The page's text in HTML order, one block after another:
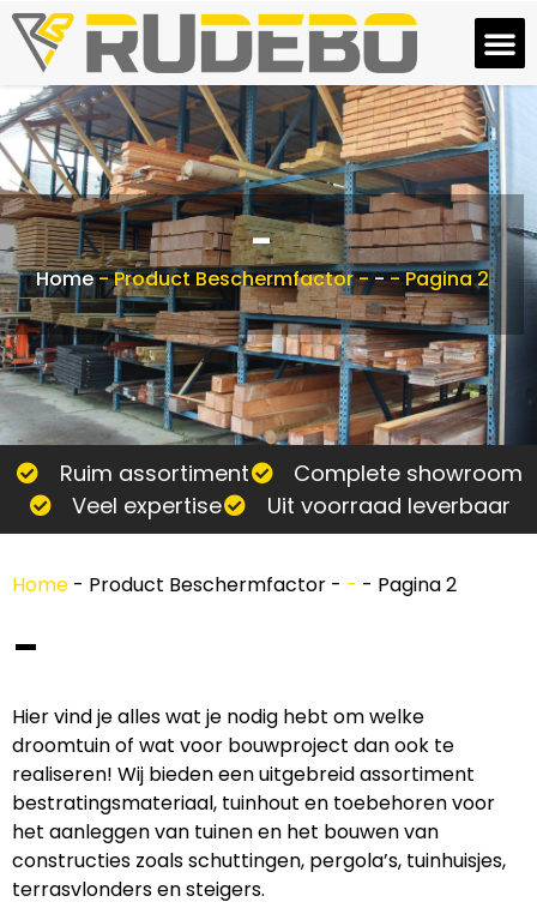
-
Home-Product Beschermfactor---Pagina 2
Ruim assortiment
Complete showroom
Veel expertise
Uit voorraad leverbaar
Home - Product Beschermfactor - - - Pagina 2
-
Hier vind je alles wat je nodig hebt om welke
droomtuin of wat voor bouwproject dan ook te
realiseren! Wij bieden een uitgebreid assortiment
bestratingsmateriaal, tuinhout en toebehoren voor
het aanleggen van tuinen en het bouwen van
constructies zoals schuttingen, pergola’s, tuinhuisjes,
terrasvlonders en steigers.